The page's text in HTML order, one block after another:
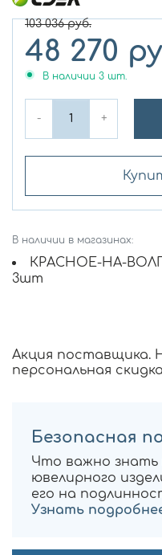
103 036руб.
48 270
В наличии 3 шт.
- +
В наличии в магазинах:
КРАСНОЕ-НА-
3шт
Акция поставщика.
персональная
Безопасная
Что важно знать
ювелирного
его на
Узнать